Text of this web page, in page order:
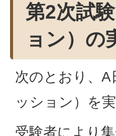
第2次試
ョン）の
次のとおり、A
ッション）を
受験者により